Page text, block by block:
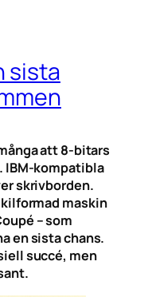
sista
att 8-bitars
IBM-kompatibla
skrivborden.
maskin
– som
en sista chans.
succé, men